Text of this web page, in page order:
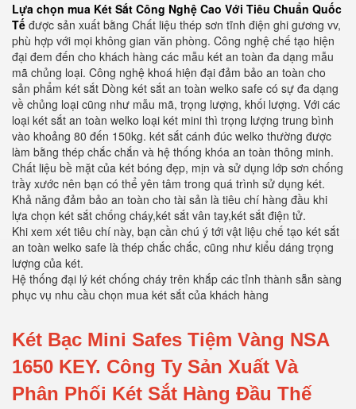
Lựa chọn mua Két Sắt Công Nghệ Cao Với Tiêu Chuẩn Quốc
Tế được sản xuất bằng Chất liệu thép sơn tĩnh điện ghi gương vv,
phù hợp với mọi không gian văn phòng. Công nghệ chế tạo hiện
đại đem đến cho khách hàng các mẫu két an toàn đa dạng mẫu
mã chủng loại. Công nghệ khoá hiện đại đảm bảo an toàn cho
sản phẩm két sắt Dòng két sắt an toàn welko safe có sự đa dạng
về chủng loại cũng như mẫu mã, trọng lượng, khối lượng. Với các
loại két sắt an toàn welko loại két mini thì trọng lượng trung bình
vào khoảng 80 đến 150kg. két sắt cánh đúc welko thường được
làm bằng thép chắc chắn và hệ thống khóa an toàn thông minh.
Chất liệu bề mặt của két bóng đẹp, mịn và sử dụng lớp sơn chống
trầy xước nên bạn có thể yên tâm trong quá trình sử dụng két.
Khả năng đảm bảo an toàn cho tài sản là tiêu chí hàng đầu khi
lựa chọn két sắt chống cháy,két sắt vân tay,két sắt điện tử.
Khi xem xét tiêu chí này, bạn cần chú ý tới vật liệu chế tạo két sắt
an toàn welko safe là thép chắc chắc, cũng như kiểu dáng trọng
lượng của két.
Hệ thống đại lý két chống cháy trên khắp các tỉnh thành sẵn sàng
phục vụ nhu cầu chọn mua két sắt của khách hàng
Két Bạc Mini Safes Tiệm Vàng NSA
1650 KEY. Công Ty Sản Xuất Và
Phân Phối Két Sắt Hàng Đầu Thế